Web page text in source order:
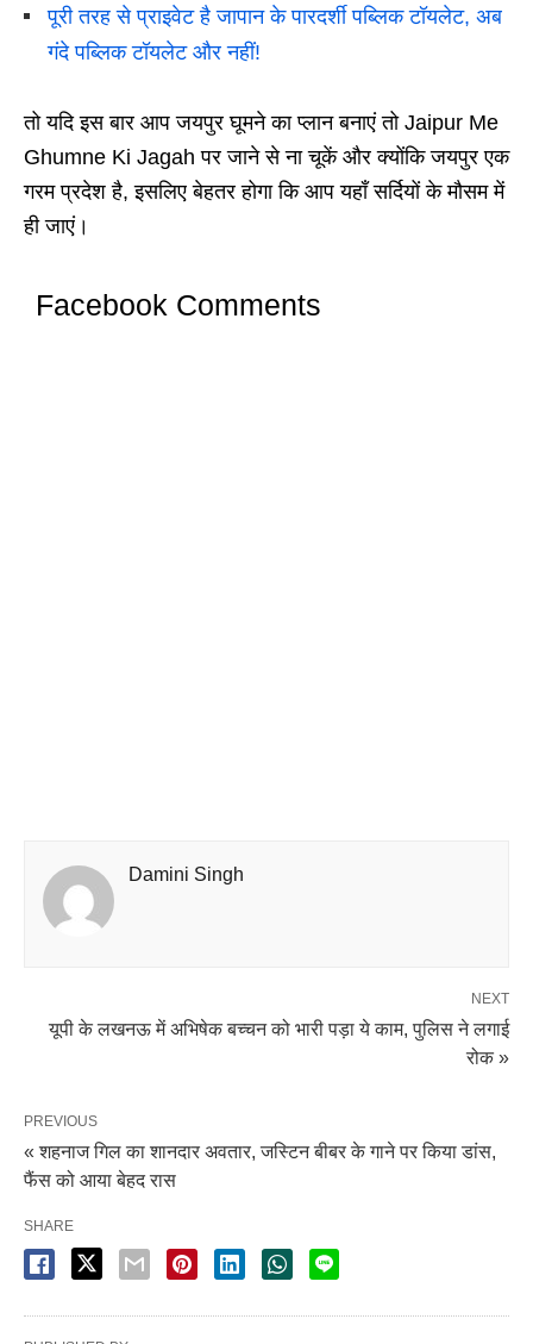
पूरी तरह से प्राइवेट है जापान के पारदर्शी पब्लिक टॉयलेट, अब
गंदे पब्लिक टॉयलेट और नहीं!
तो यदि इस बार आप जयपुर घूमने का प्लान बनाएं तो Jaipur Me
Ghumne Ki Jagah पर जाने से ना चूकें और क्योंकि जयपुर एक
गरम प्रदेश है, इसलिए बेहतर होगा कि आप यहाँ सर्दियों के मौसम में
ही जाएं।
Facebook Comments
Damini Singh
NEXT
यूपी के लखनऊ में अभिषेक बच्चन को भारी पड़ा ये काम, पुलिस ने लगाई
रोक »
PREVIOUS
« शहनाज गिल का शानदार अवतार, जस्टिन बीबर के गाने पर किया डांस,
फैंस को आया बेहद रास
SHARE